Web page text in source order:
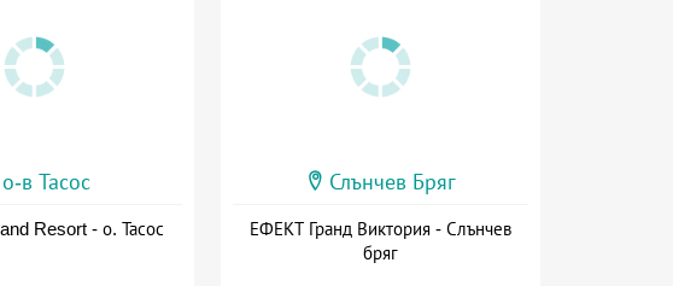
о-в Тасос
Resort - о. Тасос
Слънчев Бряг
ЕФЕКТ Гранд Виктория - Слънчев
бряг